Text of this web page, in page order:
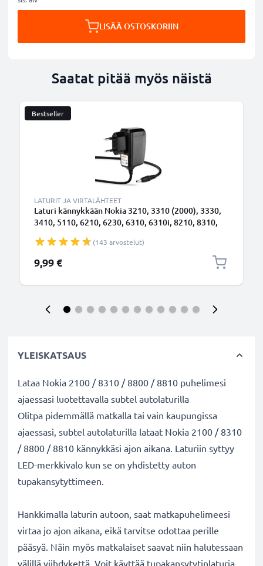
LISÄÄ OSTOSKORIIN
Saatat pitää myös näistä
Bestseller
LATURIT JA VIRTALÄHTEET
Laturi kännykkään Nokia 3210, 3310 (2000), 3330,
3410, 5110, 6210, 6230, 6310, 6310i, 8210, 8310,
laturi
(143 arvostelut)
9,99 €
YLEISKATSAUS
Lataa Nokia 2100 / 8310 / 8800 / 8810 puhelimesi
ajaessasi luotettavalla subtel autolaturilla
Olitpa pidemmällä matkalla tai vain kaupungissa
ajaessasi, subtel autolaturilla lataat Nokia 2100 / 8310
/ 8800 / 8810 kännykkäsi ajon aikana. Laturiin syttyy
LED-merkkivalo kun se on yhdistetty auton
tupakansytyttimeen.
Hankkimalla laturin autoon, saat matkapuhelimeesi
virtaa jo ajon aikana, eikä tarvitse odottaa perille
pääsyä. Näin myös matkalaiset saavat niin halutessaan
välillä viihdykettä. Voit käyttää tupakansytytinlaturia